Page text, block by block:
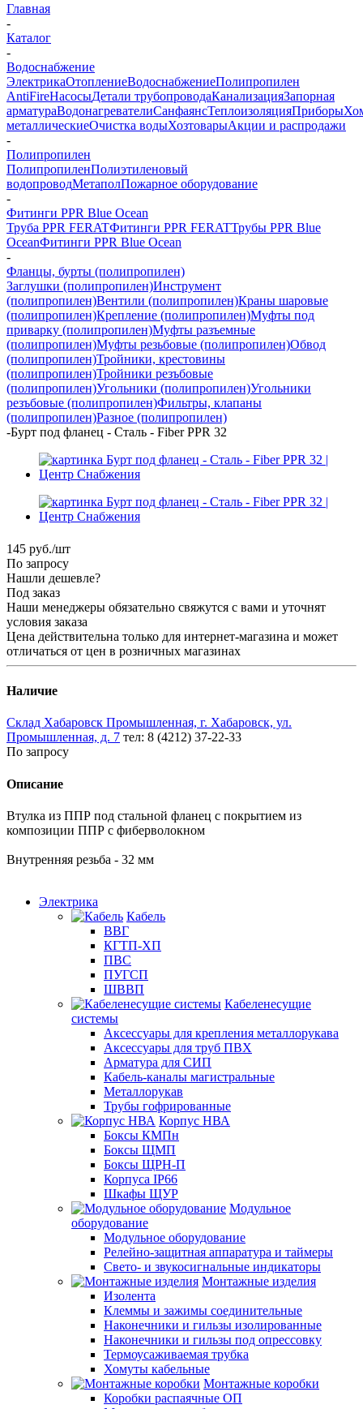
Главная
-
Каталог
-
Водоснабжение
ЭлектрикаОтоплениеВодоснабжениеПолипропилен
AntiFireНасосыДетали трубопроводаКанализацияЗапорная
арматураВодонагревателиСанфаянсТеплоизоляцияПриборы
металлическиеОчистка водыХозтоварыАкции и распродажи
-
Полипропилен
ПолипропиленПолиэтиленовый
водопроводМетаполПожарное оборудование
-
Фитинги PPR Blue Ocean
Труба PPR FERATФитинги PPR FERATТрубы PPR Blue
OceanФитинги PPR Blue Ocean
-
Фланцы, бурты (полипропилен)
Заглушки (полипропилен)Инструмент
(полипропилен)Вентили (полипропилен)Краны шаровые
(полипропилен)Крепление (полипропилен)Муфты под
приварку (полипропилен)Муфты разъемные
(полипропилен)Муфты резьбовые (полипропилен)Обвод
(полипропилен)Тройники, крестовины
(полипропилен)Тройники резъбовые
(полипропилен)Угольники (полипропилен)Угольники
резъбовые (полипропилен)Фильтры, клапаны
(полипропилен)Разное (полипропилен)
-Бурт под фланец - Сталь - Fiber PPR 32
145 руб./шт
По запросу
Нашли дешевле?
Под заказ
Наши менеджеры обязательно свяжутся с вами и уточнят
условия заказа
Цена действительна только для интернет-магазина и может
отличаться от цен в розничных магазинах
Наличие
Склад Хабаровск Промышленная, г. Хабаровск, ул.
Промышленная, д. 7 тел: 8 (4212) 37-22-33
По запросу
Описание
Втулка из ППР под стальной фланец с покрытием из
композиции ППР с фиберволокном
Внутренняя резьба - 32 мм
Электрика
Кабель
ВВГ
КГТП-ХП
ПВС
ПУГСП
ШВВП
Кабеленесущие
системы
Аксессуары для крепления металлорукава
Аксессуары для труб ПВХ
Арматура для СИП
Кабель-каналы магистральные
Металлорукав
Трубы гофрированные
Корпус НВА
Боксы КМПн
Боксы ЩМП
Боксы ЩРН-П
Корпуса IP66
Шкафы ЩУР
Модульное
оборудование
Модульное оборудование
Релейно-защитная аппаратура и таймеры
Свето- и звукосигнальные индикаторы
Монтажные изделия
Изолента
Клеммы и зажимы соединительные
Наконечники и гильзы изолированные
Наконечники и гильзы под опрессовку
Термоусаживаемая трубка
Хомуты кабельные
Монтажные коробки
Коробки распаячные ОП